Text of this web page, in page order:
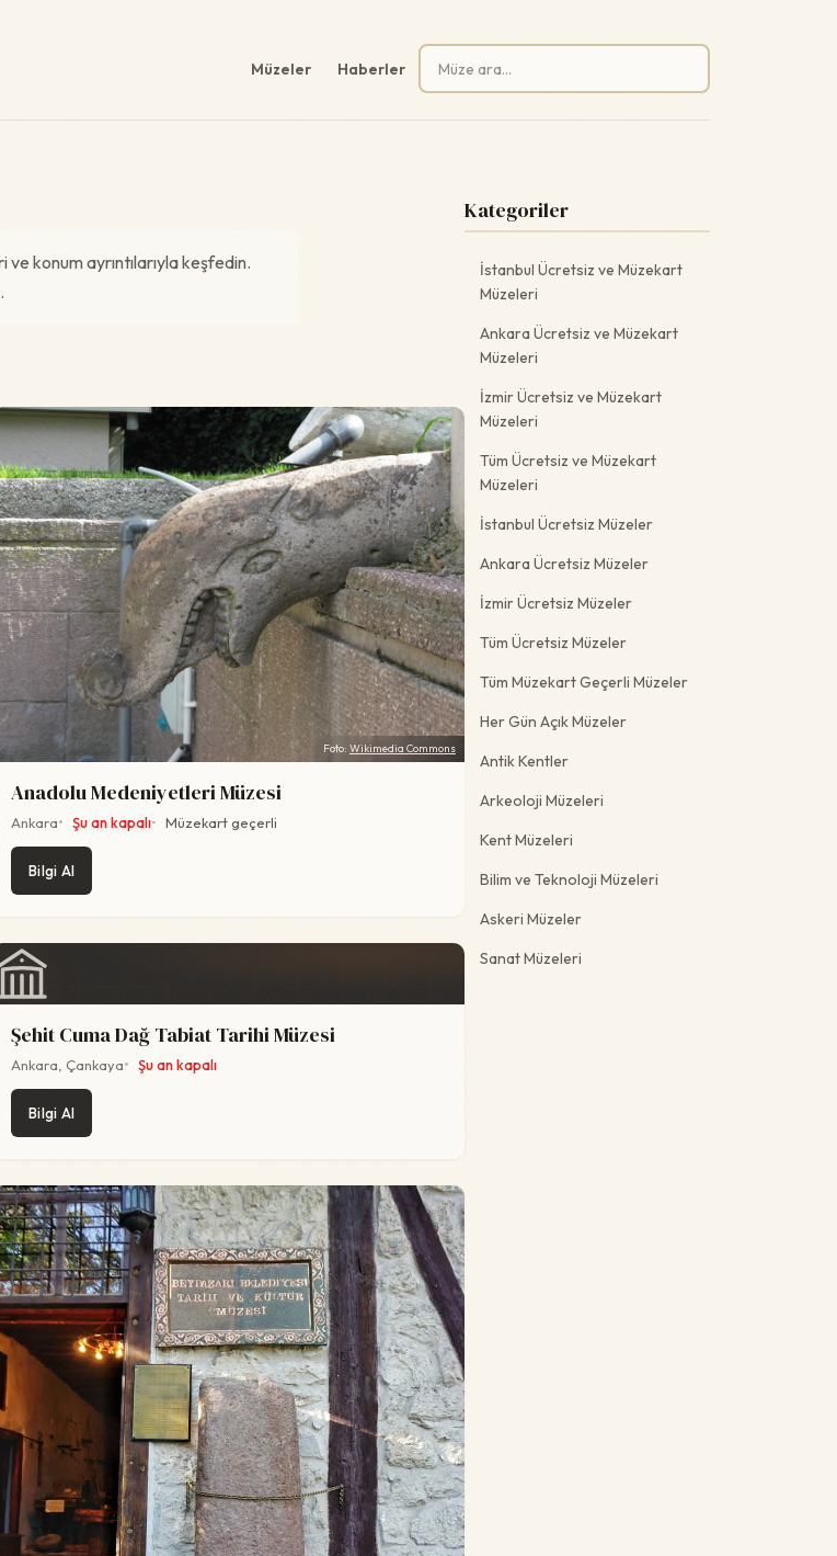
Müzeler Haberler
Arama:
konum ayrıntılarıyla keşfedin.
Foto: Wikimedia Commons
Anadolu Medeniyetleri Müzesi
Ankara Şu an kapalı Müzekart geçerli
Bilgi Al
Şehit Cuma Dağ Tabiat Tarihi Müzesi
Ankara, Çankaya Şu an kapalı
Bilgi Al
Kategoriler
İstanbul Ücretsiz ve Müzekart
Müzeleri
Ankara Ücretsiz ve Müzekart
Müzeleri
İzmir Ücretsiz ve Müzekart
Müzeleri
Tüm Ücretsiz ve Müzekart
Müzeleri
İstanbul Ücretsiz Müzeler
Ankara Ücretsiz Müzeler
İzmir Ücretsiz Müzeler
Tüm Ücretsiz Müzeler
Tüm Müzekart Geçerli Müzeler
Her Gün Açık Müzeler
Antik Kentler
Arkeoloji Müzeleri
Kent Müzeleri
Bilim ve Teknoloji Müzeleri
Askeri Müzeler
Sanat Müzeleri